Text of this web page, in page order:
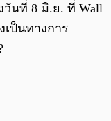
นที่ 8 มิ.ย. ที่ Wall
เป็นทางการ